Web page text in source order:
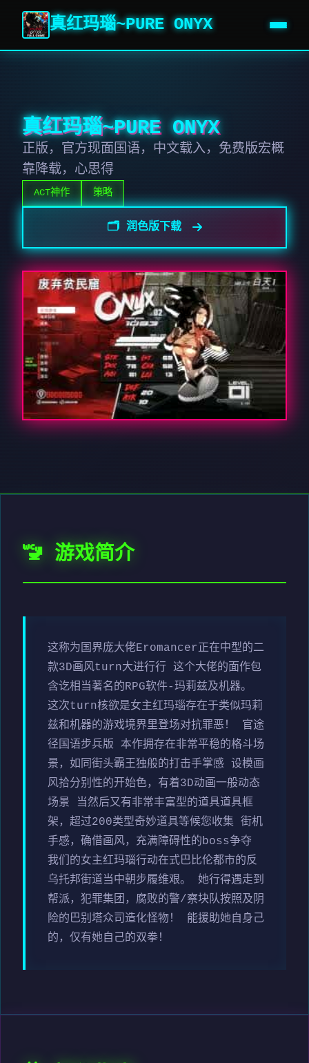
真红玛瑙~PURE ONYX
真红玛瑙~PURE ONYX
正版，官方现面国语，中文载入，免费版宏概
靠降载，心思得
ACT神作 策略
🗂️ 润色版下载
🚾 游戏简介
这称为国界庞大佬Eromancer正在中型的二
款3D画风turn大进行行 这个大佬的面作包
含讫相当著名的RPG软件-玛莉兹及机器。
这次turn核欲是女主红玛瑙存在于类似玛莉
兹和机器的游戏境界里登场对抗罪恶！ 官途
径国语步兵版 本作拥存在非常平稳的格斗场
景，如同街头霸王独般的打击手掌感 设模画
风拾分别性的开始色，有着3D动画一般动态
场景 当然后又有非常丰富型的道具道具框
架，超过200类型奇妙道具等候您收集 街机
手感，确借画风，充满障碍性的boss争夺
我们的女主红玛瑙行动在式巴比伦都市的反
乌托邦街道当中朝步履维艰。 她行得遇走到
帮派，犯罪集团，腐败的警/察块队按照及阴
险的巴别塔众司造化怪物！ 能援助她自身己
的，仅有她自己的双拳！